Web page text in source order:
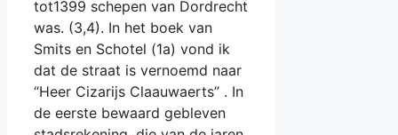
tot1399 schepen van Dordrecht
was. (3,4). In het boek van
Smits en Schotel (1a) vond ik
dat de straat is vernoemd naar
“Heer Cizarijs Claauwaerts” . In
de eerste bewaard gebleven